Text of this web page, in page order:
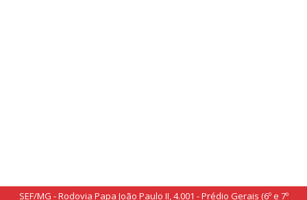
SEF/MG - Rodovia Papa João Paulo II, 4.001 - Prédio Gerais (6º e 7º